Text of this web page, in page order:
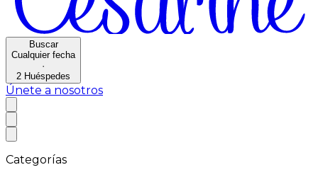
Buscar
Cualquier fecha
·
2 Huéspedes
Únete a nosotros
Categorías